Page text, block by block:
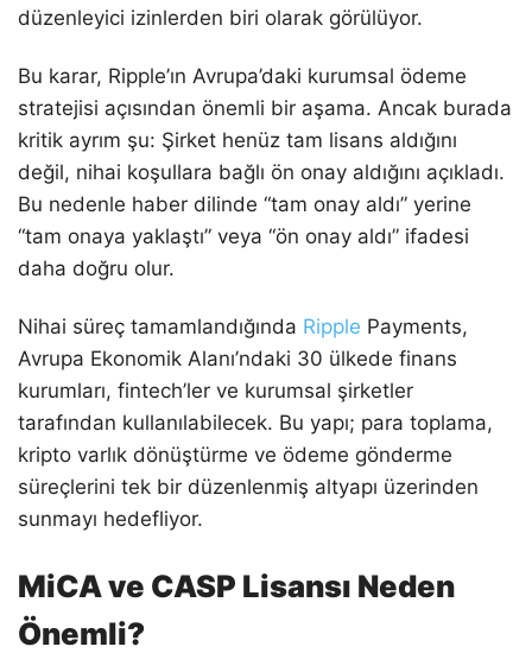
düzenleyici izinlerden biri olarak görülüyor.
Bu karar, Ripple’ın Avrupa’daki kurumsal ödeme
stratejisi açısından önemli bir aşama. Ancak burada
kritik ayrım şu: Şirket henüz tam lisans aldığını
değil, nihai koşullara bağlı ön onay aldığını açıkladı.
Bu nedenle haber dilinde “tam onay aldı” yerine
“tam onaya yaklaştı” veya “ön onay aldı” ifadesi
daha doğru olur.
Nihai süreç tamamlandığında Ripple Payments,
Avrupa Ekonomik Alanı’ndaki 30 ülkede finans
kurumları, fintech’ler ve kurumsal şirketler
tarafından kullanılabilecek. Bu yapı; para toplama,
kripto varlık dönüştürme ve ödeme gönderme
süreçlerini tek bir düzenlenmiş altyapı üzerinden
sunmayı hedefliyor.
MiCA ve CASP Lisansı Neden
Önemli?